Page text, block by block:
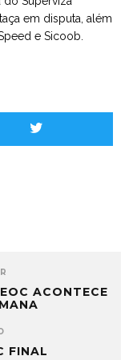
em disputa, além
e Sicoob.
ACONTECE
FINAL